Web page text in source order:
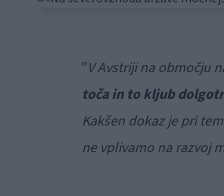
"V Avstriji na območju
toča in to kljub
Kakšen dokaz je pri
ne vplivamo na razvoj